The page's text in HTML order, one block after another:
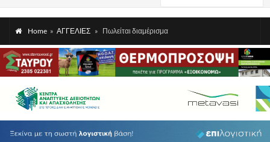
Home » ΑΓΓΕΛΙΕΣ » Πωλείται διαμέρισμα